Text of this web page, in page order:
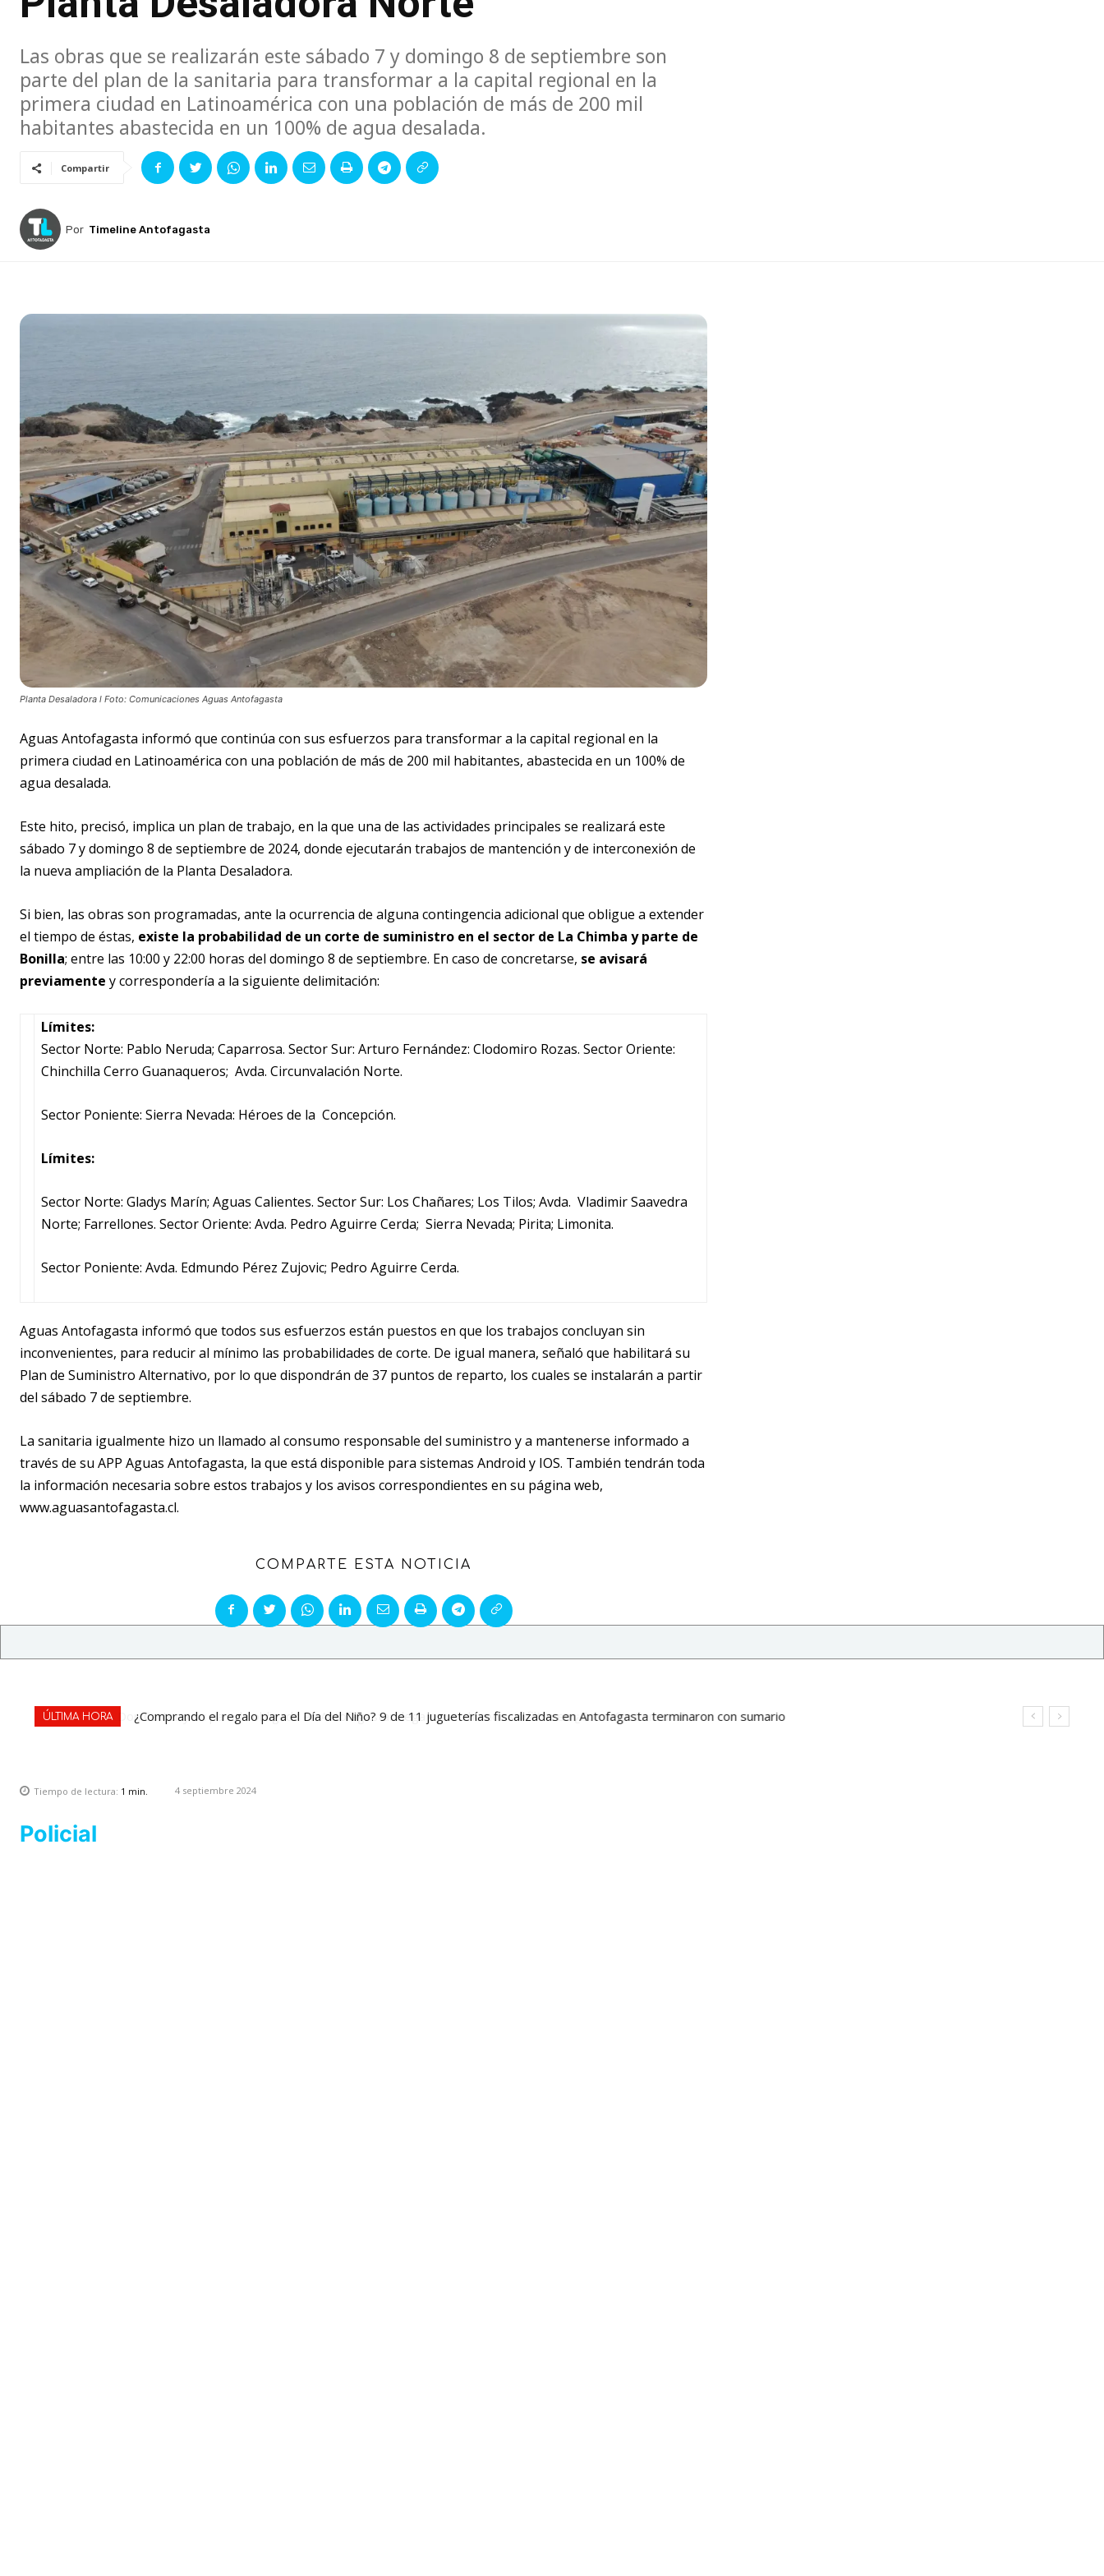
Las obras que se realizarán este sábado 7 y domingo 8 de septiembre son
parte del plan de la sanitaria para transformar a la capital regional en la
primera ciudad en Latinoamérica con una población de más de 200 mil
habitantes abastecida en un 100% de agua desalada.
Compartir
Por Timeline Antofagasta
Planta Desaladora l Foto: Comunicaciones Aguas Antofagasta
Aguas Antofagasta informó que continúa con sus esfuerzos para transformar a la capital regional en la
primera ciudad en Latinoamérica con una población de más de 200 mil habitantes, abastecida en un 100% de
agua desalada.
Este hito, precisó, implica un plan de trabajo, en la que una de las actividades principales se realizará este
sábado 7 y domingo 8 de septiembre de 2024, donde ejecutarán trabajos de mantención y de interconexión de
la nueva ampliación de la Planta Desaladora.
Si bien, las obras son programadas, ante la ocurrencia de alguna contingencia adicional que obligue a extender
el tiempo de éstas, existe la probabilidad de un corte de suministro en el sector de La Chimba y parte de
Bonilla; entre las 10:00 y 22:00 horas del domingo 8 de septiembre. En caso de concretarse, se avisará
previamente y correspondería a la siguiente delimitación:
Límites:
Sector Norte: Pablo Neruda; Caparrosa. Sector Sur: Arturo Fernández: Clodomiro Rozas. Sector Oriente:
Chinchilla Cerro Guanaqueros; Avda. Circunvalación Norte.
Sector Poniente: Sierra Nevada: Héroes de la Concepción.
Límites:
Sector Norte: Gladys Marín; Aguas Calientes. Sector Sur: Los Chañares; Los Tilos; Avda. Vladimir Saavedra
Norte; Farrellones. Sector Oriente: Avda. Pedro Aguirre Cerda; Sierra Nevada; Pirita; Limonita.
Sector Poniente: Avda. Edmundo Pérez Zujovic; Pedro Aguirre Cerda.
Aguas Antofagasta informó que todos sus esfuerzos están puestos en que los trabajos concluyan sin
inconvenientes, para reducir al mínimo las probabilidades de corte. De igual manera, señaló que habilitará su
Plan de Suministro Alternativo, por lo que dispondrán de 37 puntos de reparto, los cuales se instalarán a partir
del sábado 7 de septiembre.
La sanitaria igualmente hizo un llamado al consumo responsable del suministro y a mantenerse informado a
través de su APP Aguas Antofagasta, la que está disponible para sistemas Android y IOS. También tendrán toda
la información necesaria sobre estos trabajos y los avisos correspondientes en su página web,
www.aguasantofagasta.cl.
COMPARTE ESTA NOTICIA